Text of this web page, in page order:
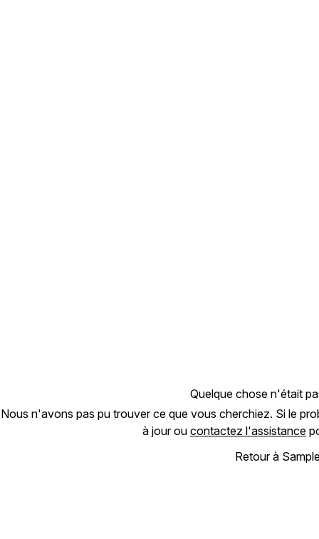
Quelque chose n'était
Nous n'avons pas pu trouver ce que vous cherchiez. Si le
à jour ou contactez l'assistance
Retour à